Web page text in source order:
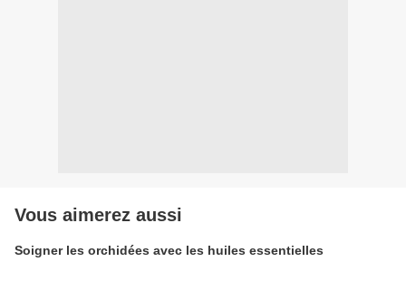
Vous aimerez aussi
Soigner les orchidées avec les huiles essentielles